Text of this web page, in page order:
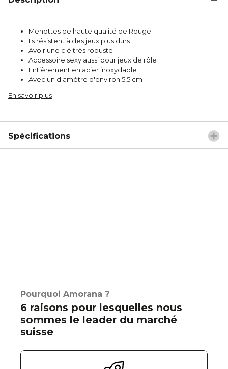
Menottes de haute qualité de Rouge
Ils résistent à des jeux plus durs
Avoir une clé très robuste
Accessoire sexy aussi pour jeux de rôle
Entièrement en acier inoxydable
Avec un diamètre d'environ 5,5 cm
En savoir plus
Spécifications
Pourquoi Amorana ?
6 raisons pour lesquelles nous
sommes le leader du marché
suisse